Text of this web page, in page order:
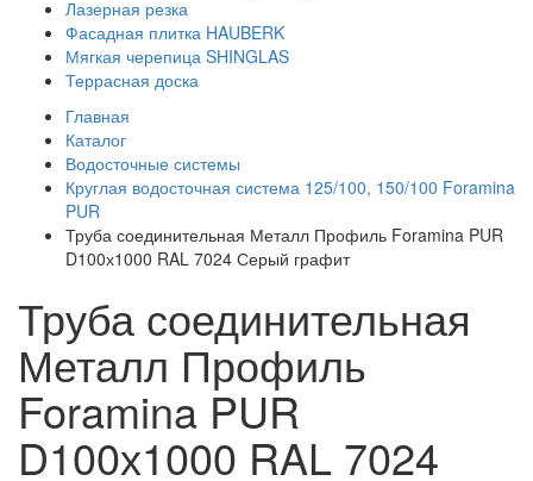
Лазерная резка
Фасадная плитка HAUBERK
Мягкая черепица SHINGLAS
Террасная доска
Главная
Каталог
Водосточные системы
Круглая водосточная система 125/100, 150/100 Foramina
PUR
Труба соединительная Металл Профиль Foramina PUR
D100х1000 RAL 7024 Серый графит
Труба соединительная
Металл Профиль
Foramina PUR
D100х1000 RAL 7024